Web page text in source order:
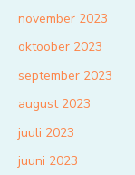
november 2023
oktoober 2023
september 2023
august 2023
juuli 2023
juuni 2023